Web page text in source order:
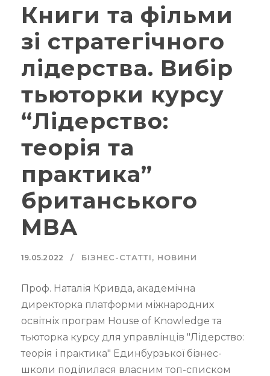
Книги та фільми
зі стратегічного
лідерства. Вибір
тьюторки курсу
“Лідерство:
теорія та
практика”
британського
МВА
19.05.2022 БІЗНЕС-СТАТТІ, НОВИНИ
Проф. Наталія Кривда, академічна
директорка платформи міжнародних
освітніх програм House of Knowledge та
тьюторка курсу для управлінців "Лідерство:
теорія і практика" Единбурзької бізнес-
школи поділилася власним топ-списком